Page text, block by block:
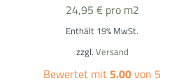
24,95 € pro m2
Enthält 19% MwSt.
zzgl. Versand
Bewertet mit 5.00von 5